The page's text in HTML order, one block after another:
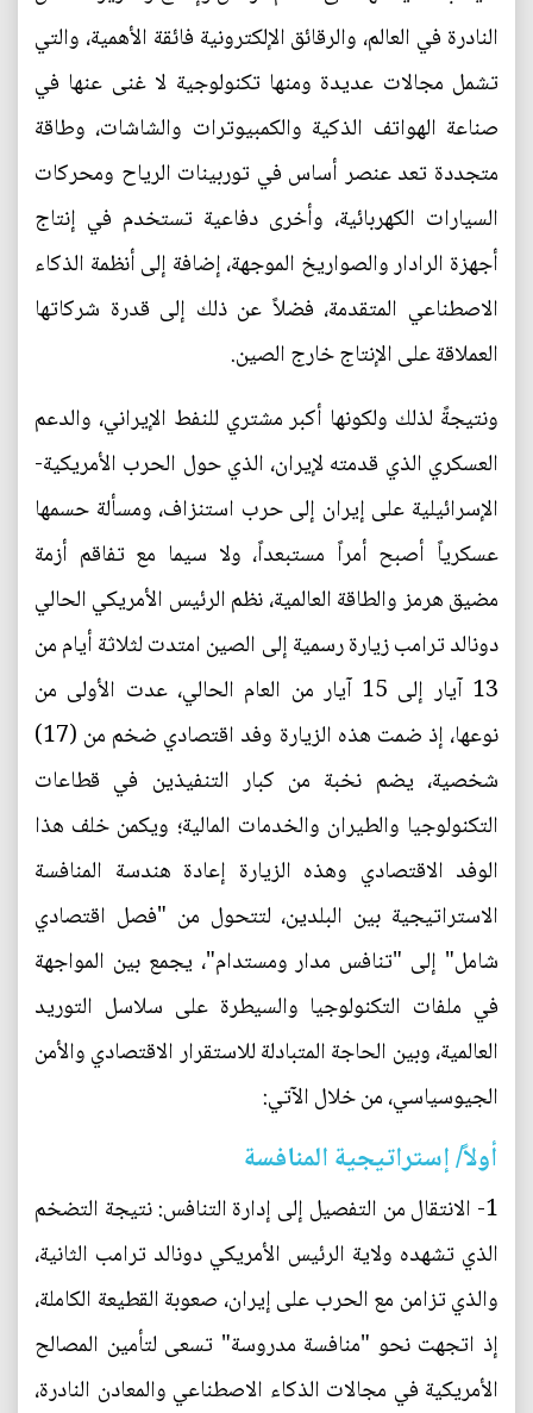
النادرة في العالم، والرقائق الإلكترونية فائقة الأهمية، والتي
تشمل مجالات عديدة ومنها تكنولوجية لا غنى عنها في
صناعة الهواتف الذكية والكمبيوترات والشاشات، وطاقة
متجددة تعد عنصر أساس في توربينات الرياح ومحركات
السيارات الكهربائية، وأخرى دفاعية تستخدم في إنتاج
أجهزة الرادار والصواريخ الموجهة، إضافة إلى أنظمة الذكاء
الاصطناعي المتقدمة، فضلاً عن ذلك إلى قدرة شركاتها
العملاقة على الإنتاج خارج الصين.
ونتيجةً لذلك ولكونها أكبر مشتري للنفط الإيراني، والدعم
العسكري الذي قدمته لإيران، الذي حول الحرب الأمريكية-
الإسرائيلية على إيران إلى حرب استنزاف، ومسألة حسمها
عسكرياً أصبح أمراً مستبعداً، ولا سيما مع تفاقم أزمة
مضيق هرمز والطاقة العالمية، نظم الرئيس الأمريكي الحالي
دونالد ترامب زيارة رسمية إلى الصين امتدت لثلاثة أيام من
13 آيار إلى 15 آيار من العام الحالي، عدت الأولى من
نوعها، إذ ضمت هذه الزيارة وفد اقتصادي ضخم من (17)
شخصية، يضم نخبة من كبار التنفيذين في قطاعات
التكنولوجيا والطيران والخدمات المالية؛ ويكمن خلف هذا
الوفد الاقتصادي وهذه الزيارة إعادة هندسة المنافسة
الاستراتيجية بين البلدين، لتتحول من "فصل اقتصادي
شامل" إلى "تنافس مدار ومستدام"، يجمع بين المواجهة
في ملفات التكنولوجيا والسيطرة على سلاسل التوريد
العالمية، وبين الحاجة المتبادلة للاستقرار الاقتصادي والأمن
الجيوسياسي، من خلال الآتي:
أولاً/ إستراتيجية المنافسة
1- الانتقال من التفصيل إلى إدارة التنافس: نتيجة التضخم
الذي تشهده ولاية الرئيس الأمريكي دونالد ترامب الثانية،
والذي تزامن مع الحرب على إيران، صعوبة القطيعة الكاملة،
إذ اتجهت نحو "منافسة مدروسة" تسعى لتأمين المصالح
الأمريكية في مجالات الذكاء الاصطناعي والمعادن النادرة،